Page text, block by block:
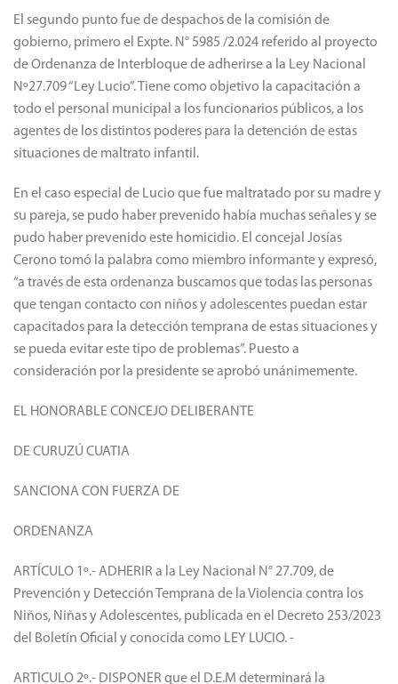
aprobada unánimemente.
El segundo punto fue de despachos de la comisión de
gobierno, primero el Expte. N° 5985 /2.024 referido al proyecto
de Ordenanza de Interbloque de adherirse a la Ley Nacional
Nº27.709 “Ley Lucio”. Tiene como objetivo la capacitación a
todo el personal municipal a los funcionarios públicos, a los
situaciones de maltrato infantil.
En el caso especial de Lucio que fue maltratado por su madre y
su pareja, se pudo haber prevenido había muchas señales y se
pudo haber prevenido este homicidio. El concejal Josías
Cerono tomó la palabra como miembro informante y expresó,
“a través de esta ordenanza buscamos que todas las personas
que tengan contacto con niños y adolescentes puedan estar
capacitados para la detección temprana de estas situaciones y
consideración por la presidente se aprobó unánimemente.
EL HONORABLE CONCEJO DELIBERANTE
DE CURUZÚ CUATIA
SANCIONA CON FUERZA DE
ORDENANZA
ARTÍCULO 1º.- ADHERIR a la Ley Nacional N° 27.709, de
Prevención y Detección Temprana de la Violencia contra los